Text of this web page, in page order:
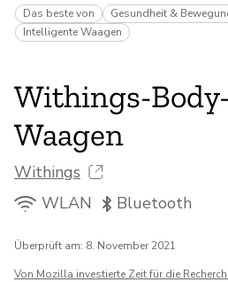
Das beste von Gesundheit &
Intelligente Waagen
Withings-
Waagen
Withings
WLAN
Bluetooth
Überprüft am: 8. November 2021
Von Mozilla investierte Zeit für die